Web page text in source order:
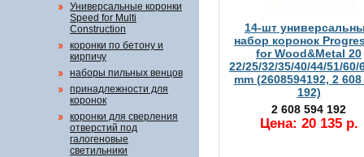
Универсальные коронки
Speed for Multi
Construction
коронки по бетону и
кирпичу
наборы пильных венцов
принадлежности для
коронок
коронки для сверления
отверстий под
галогеновые
светильники
14-шт
набор коронок
for Wood&Metal 20
22/25/32/35/40/44/51/60/
mm (2608594192, 2 608
192)
2 608 594 192
Цена: 20 135 р.